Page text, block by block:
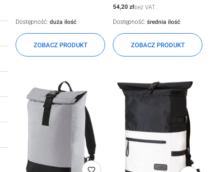
ZOBACZ PRODUKT
Dostępność: duża ilość
Cena
54,20 złbez VAT
ZOBACZ PRODUKT
Dostępność: średnia ilość